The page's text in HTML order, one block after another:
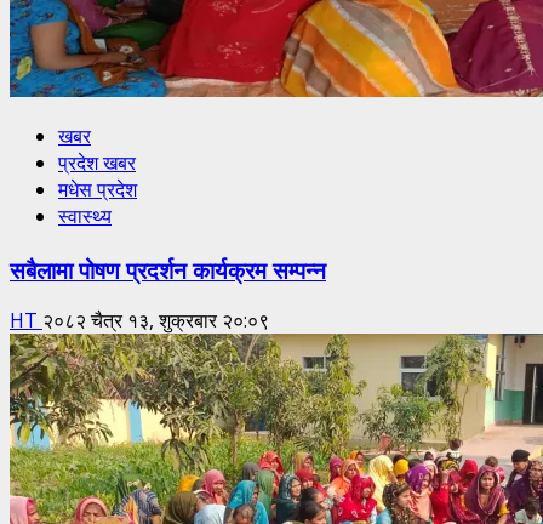
खबर
प्रदेश खबर
मधेस प्रदेश
स्वास्थ्य
सबैलामा पोषण प्रदर्शन कार्यक्रम सम्पन्न
HT २०८२ चैत्र १३, शुक्रबार २०:०९